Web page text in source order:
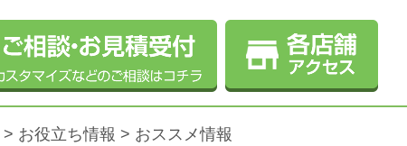
> お役立ち情報 > おススメ情報